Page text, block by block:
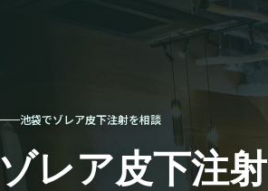
池袋でゾレア皮下注射を相談
ゾレア皮下注射